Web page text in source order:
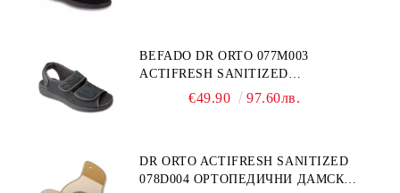
BEFADO DR ORTO 077M003
ACTIFRESH SANITIZED
ОРТОПЕДИЧНИ САНДАЛИ ЗА
€49.90 97.60лв.
DR ORTO ACTIFRESH SANITIZED
078D004 ОРТОПЕДИЧНИ ДАМСКИ